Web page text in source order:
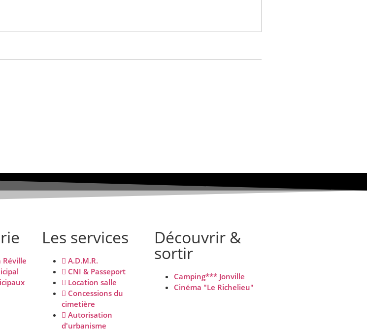
Réville
Les services
A.D.M.R.
CNI & Passeport
Location salle
Concessions du
cimetière
Autorisation
d'urbanisme
Découvrir &
sortir
Camping*** Jonville
Cinéma "Le Richelieu"